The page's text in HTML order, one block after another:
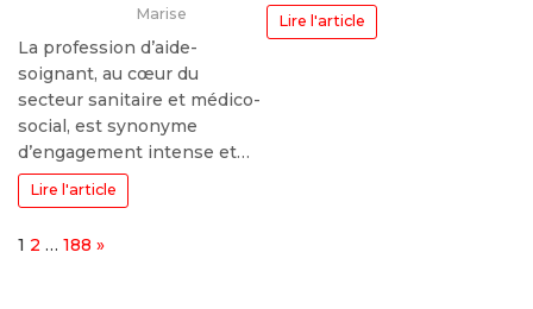
Marise
La profession d’aide-
soignant, au cœur du
secteur sanitaire et médico-
social, est synonyme
d’engagement intense et…
Lire l'article
Lire l'article
Page:
1 2 … 188 Next
»